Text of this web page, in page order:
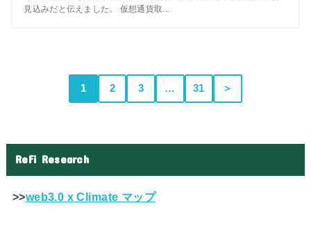
見込みだと伝えました。 仮想通貨取...
1 2 3 … 31 ＞
ReFi Research
>>web3.0 x Climate マップ